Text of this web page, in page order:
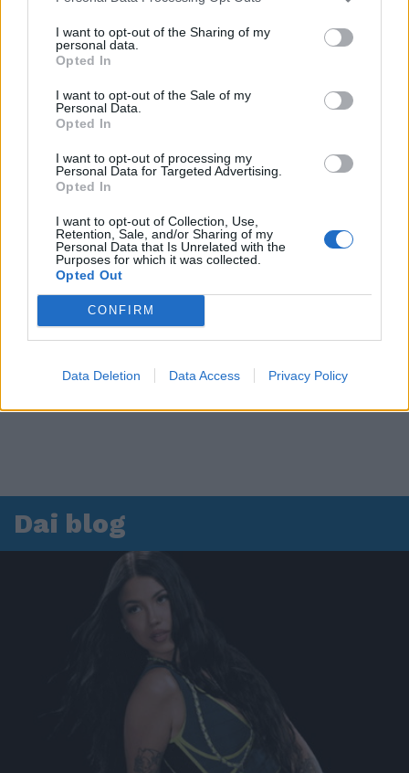
I want to opt-out of the Sharing of my
personal data.
Opted In
I want to opt-out of the Sale of my
Personal Data.
Opted In
I want to opt-out of processing my
Personal Data for Targeted Advertising.
Opted In
I want to opt-out of Collection, Use,
Retention, Sale, and/or Sharing of my
Personal Data that Is Unrelated with the
Purposes for which it was collected.
Opted Out
CONFIRM
Data Deletion Data Access Privacy Policy
Dai blog